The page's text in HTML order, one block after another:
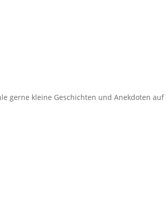
gerne kleine Geschichten und Anekdoten auf